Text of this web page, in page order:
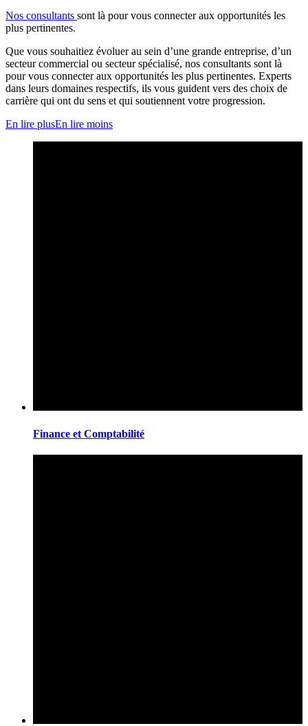
Nos consultants sont là pour vous connecter aux opportunités les
plus pertinentes.
Que vous souhaitiez évoluer au sein d’une grande entreprise, d’un
secteur commercial ou secteur spécialisé, nos consultants sont là
pour vous connecter aux opportunités les plus pertinentes. Experts
dans leurs domaines respectifs, ils vous guident vers des choix de
carrière qui ont du sens et qui soutiennent votre progression.
En lire plusEn lire moins
Finance et Comptabilité